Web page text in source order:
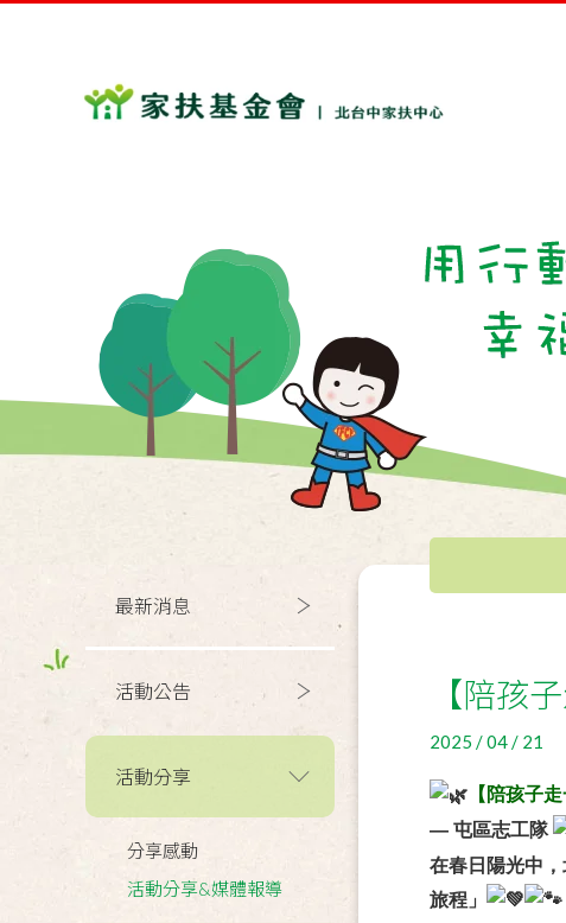
最新消息
活動公告
活動分享
分享感動
活動分享&媒體報導
【陪孩
2025 / 04 / 21
【陪孩子
— 屯區志工隊
在春日陽光中
旅程」